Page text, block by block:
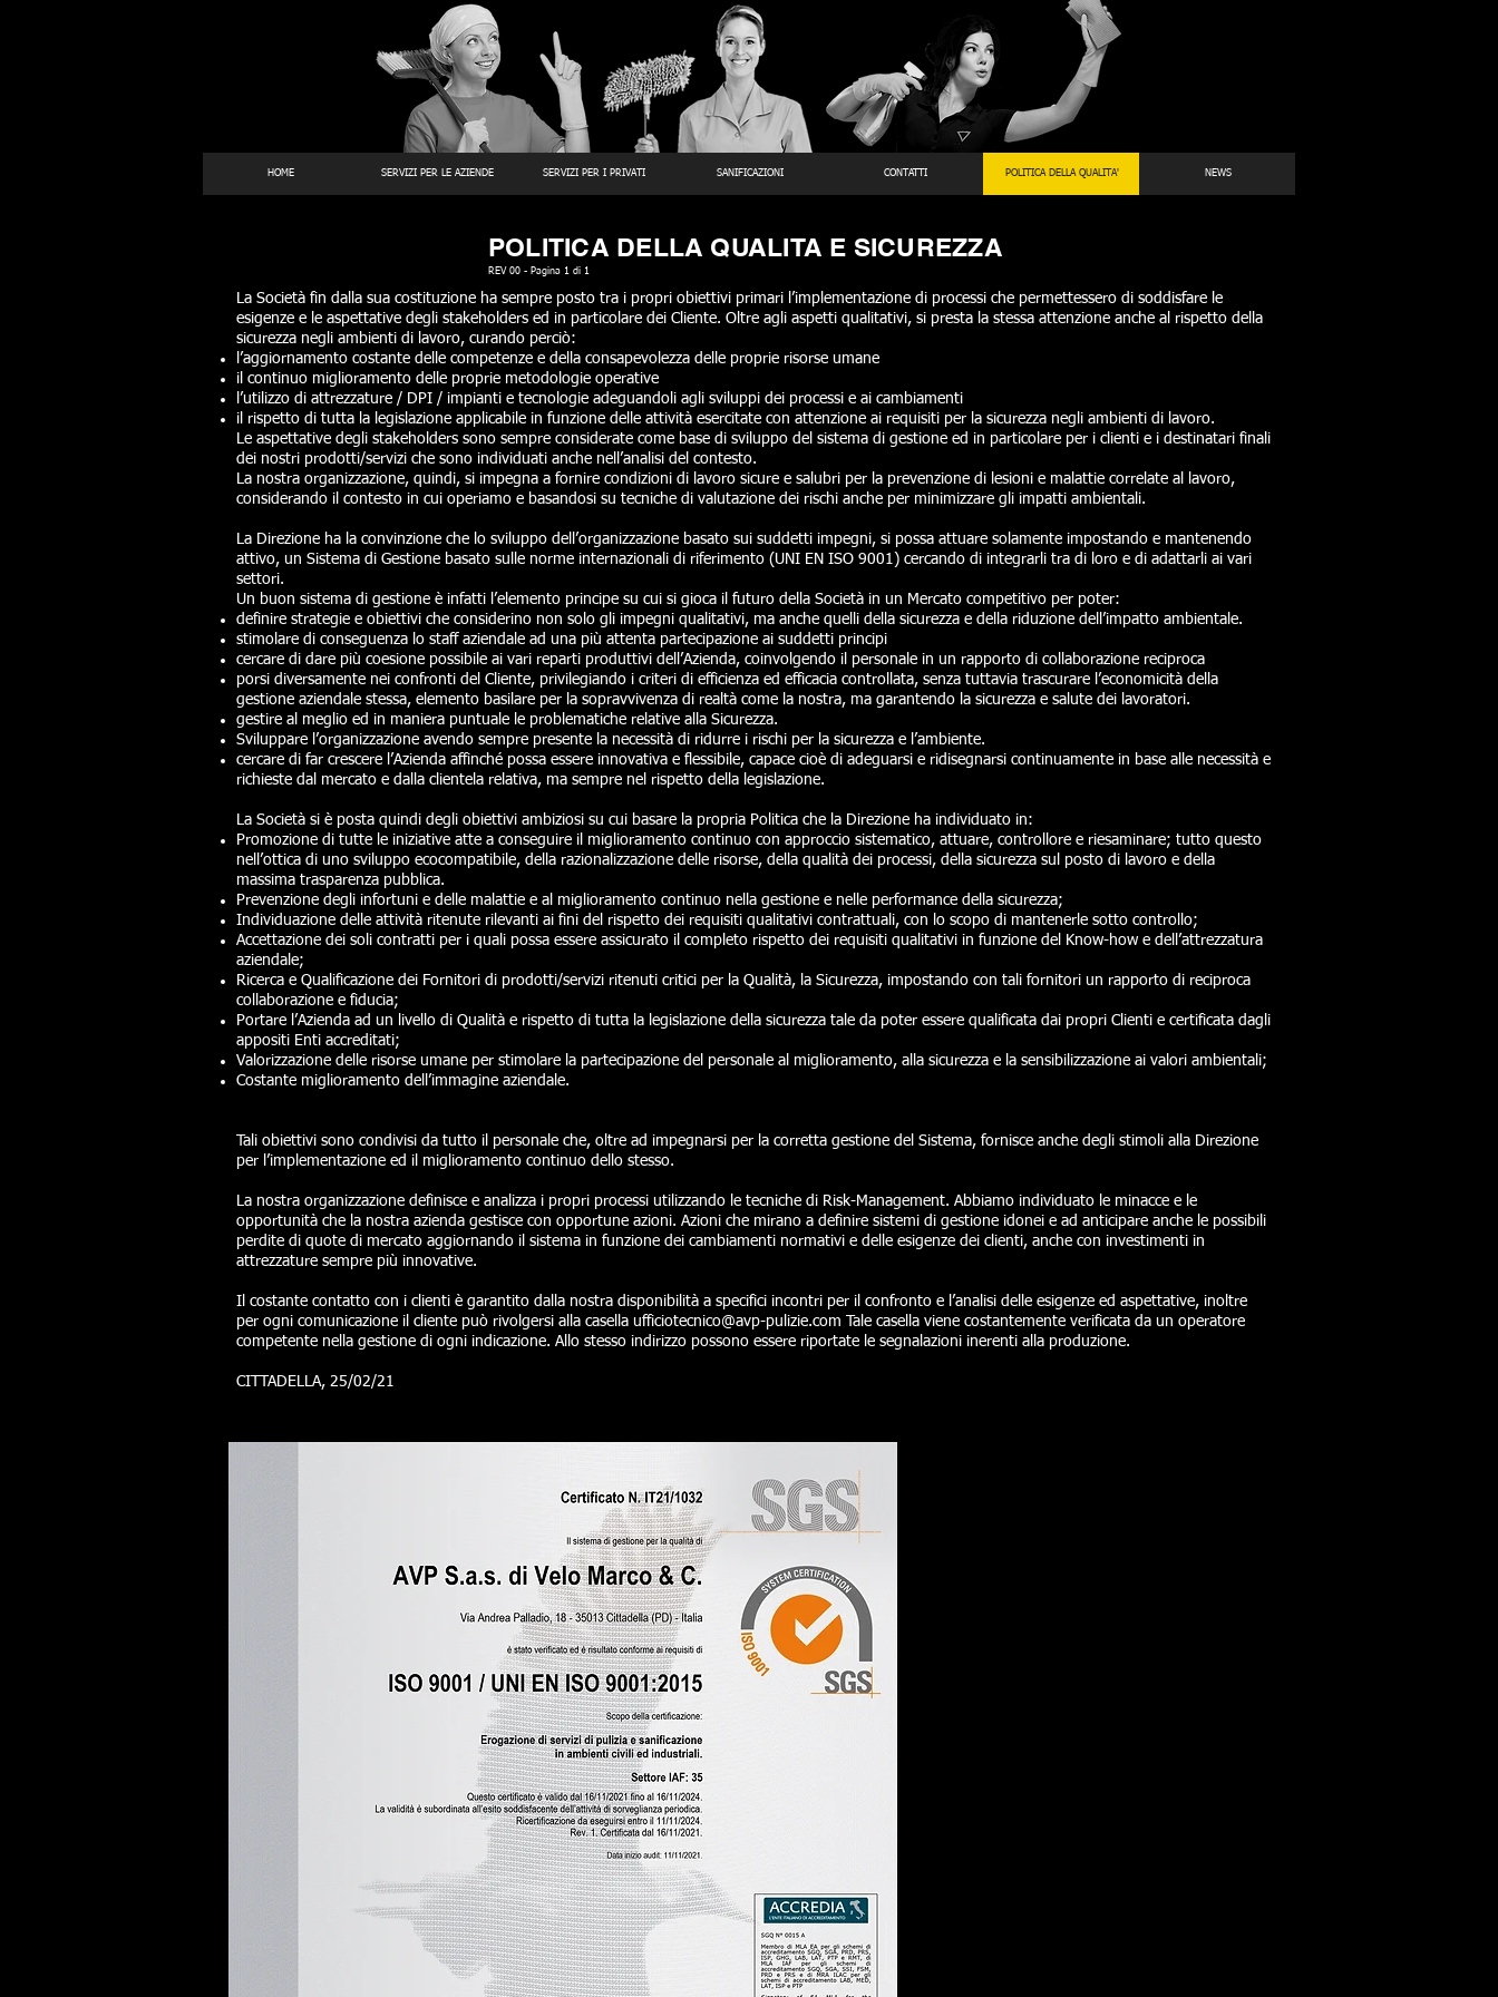
HOME SERVIZI PER LE AZIENDE SERVIZI PER I PRIVATI SANIFICAZIONI CONTATTI POLITICA DELLA QUALITA' NEWS
POLITICA DELLA QUALITA E SICUREZZA
REV 00 - Pagina 1 di 1
La Società fin dalla sua costituzione ha sempre posto tra i propri obiettivi primari l’implementazione di processi che permettessero di soddisfare le
esigenze e le aspettative degli stakeholders ed in particolare dei Cliente. Oltre agli aspetti qualitativi, si presta la stessa attenzione anche al rispetto della
sicurezza negli ambienti di lavoro, curando perciò:
l’aggiornamento costante delle competenze e della consapevolezza delle proprie risorse umane
il continuo miglioramento delle proprie metodologie operative
l’utilizzo di attrezzature / DPI / impianti e tecnologie adeguandoli agli sviluppi dei processi e ai cambiamenti
il rispetto di tutta la legislazione applicabile in funzione delle attività esercitate con attenzione ai requisiti per la sicurezza negli ambienti di lavoro.
Le aspettative degli stakeholders sono sempre considerate come base di sviluppo del sistema di gestione ed in particolare per i clienti e i destinatari finali
dei nostri prodotti/servizi che sono individuati anche nell’analisi del contesto.
La nostra organizzazione, quindi, si impegna a fornire condizioni di lavoro sicure e salubri per la prevenzione di lesioni e malattie correlate al lavoro,
considerando il contesto in cui operiamo e basandosi su tecniche di valutazione dei rischi anche per minimizzare gli impatti ambientali.
La Direzione ha la convinzione che lo sviluppo dell’organizzazione basato sui suddetti impegni, si possa attuare solamente impostando e mantenendo
attivo, un Sistema di Gestione basato sulle norme internazionali di riferimento (UNI EN ISO 9001) cercando di integrarli tra di loro e di adattarli ai vari
settori.
Un buon sistema di gestione è infatti l’elemento principe su cui si gioca il futuro della Società in un Mercato competitivo per poter:
definire strategie e obiettivi che considerino non solo gli impegni qualitativi, ma anche quelli della sicurezza e della riduzione dell’impatto ambientale.
stimolare di conseguenza lo staff aziendale ad una più attenta partecipazione ai suddetti principi
cercare di dare più coesione possibile ai vari reparti produttivi dell’Azienda, coinvolgendo il personale in un rapporto di collaborazione reciproca
porsi diversamente nei confronti del Cliente, privilegiando i criteri di efficienza ed efficacia controllata, senza tuttavia trascurare l’economicità della
gestione aziendale stessa, elemento basilare per la sopravvivenza di realtà come la nostra, ma garantendo la sicurezza e salute dei lavoratori.
gestire al meglio ed in maniera puntuale le problematiche relative alla Sicurezza.
Sviluppare l’organizzazione avendo sempre presente la necessità di ridurre i rischi per la sicurezza e l’ambiente.
cercare di far crescere l’Azienda affinché possa essere innovativa e flessibile, capace cioè di adeguarsi e ridisegnarsi continuamente in base alle necessità e
richieste dal mercato e dalla clientela relativa, ma sempre nel rispetto della legislazione.
La Società si è posta quindi degli obiettivi ambiziosi su cui basare la propria Politica che la Direzione ha individuato in:
Promozione di tutte le iniziative atte a conseguire il miglioramento continuo con approccio sistematico, attuare, controllore e riesaminare; tutto questo
nell’ottica di uno sviluppo ecocompatibile, della razionalizzazione delle risorse, della qualità dei processi, della sicurezza sul posto di lavoro e della
massima trasparenza pubblica.
Prevenzione degli infortuni e delle malattie e al miglioramento continuo nella gestione e nelle performance della sicurezza;
Individuazione delle attività ritenute rilevanti ai fini del rispetto dei requisiti qualitativi contrattuali, con lo scopo di mantenerle sotto controllo;
Accettazione dei soli contratti per i quali possa essere assicurato il completo rispetto dei requisiti qualitativi in funzione del Know-how e dell’attrezzatura
aziendale;
Ricerca e Qualificazione dei Fornitori di prodotti/servizi ritenuti critici per la Qualità, la Sicurezza, impostando con tali fornitori un rapporto di reciproca
collaborazione e fiducia;
Portare l’Azienda ad un livello di Qualità e rispetto di tutta la legislazione della sicurezza tale da poter essere qualificata dai propri Clienti e certificata dagli
appositi Enti accreditati;
Valorizzazione delle risorse umane per stimolare la partecipazione del personale al miglioramento, alla sicurezza e la sensibilizzazione ai valori ambientali;
Costante miglioramento dell’immagine aziendale.
Tali obiettivi sono condivisi da tutto il personale che, oltre ad impegnarsi per la corretta gestione del Sistema, fornisce anche degli stimoli alla Direzione
per l’implementazione ed il miglioramento continuo dello stesso.
La nostra organizzazione definisce e analizza i propri processi utilizzando le tecniche di Risk-Management. Abbiamo individuato le minacce e le
opportunità che la nostra azienda gestisce con opportune azioni. Azioni che mirano a definire sistemi di gestione idonei e ad anticipare anche le possibili
perdite di quote di mercato aggiornando il sistema in funzione dei cambiamenti normativi e delle esigenze dei clienti, anche con investimenti in
attrezzature sempre più innovative.
Il costante contatto con i clienti è garantito dalla nostra disponibilità a specifici incontri per il confronto e l’analisi delle esigenze ed aspettative, inoltre
per ogni comunicazione il cliente può rivolgersi alla casella ufficiotecnico@avp-pulizie.com Tale casella viene costantemente verificata da un operatore
competente nella gestione di ogni indicazione. Allo stesso indirizzo possono essere riportate le segnalazioni inerenti alla produzione.
CITTADELLA, 25/02/21